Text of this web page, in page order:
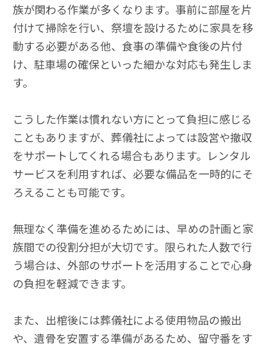
族が関わる作業が多くなります。事前に部屋を片
付けて掃除を行い、祭壇を設けるために家具を移
動する必要がある他、食事の準備や食後の片付
け、駐車場の確保といった細かな対応も発生しま
す。
こうした作業は慣れない方にとって負担に感じる
こともありますが、葬儀社によっては設営や撤収
をサポートしてくれる場合もあります。レンタル
サービスを利用すれば、必要な備品を一時的にそ
ろえることも可能です。
無理なく準備を進めるためには、早めの計画と家
族間での役割分担が大切です。限られた人数で行
う場合は、外部のサポートを活用することで心身
の負担を軽減できます。
また、出棺後には葬儀社による使用物品の搬出
や、遺骨を安置する準備があるため、留守番をす